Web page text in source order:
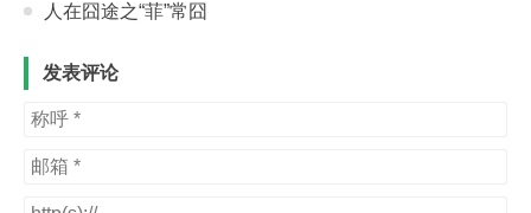
人在囧途之“菲”常囧
发表评论